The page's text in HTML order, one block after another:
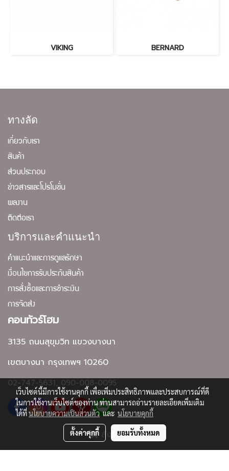
สั่งซื้อสินค้า
VIKING BERNARD
ทางลัด
เกี่ยวกับเรา
สินค้า
ส่วนประกอบ
ข่าวสารและโปรโมชั่น
ผลงาน
ติดต่อเรา
บริการและคำแนะนำ
คำแนะนำและการดูแลรักษา
เงื่อนไขการรับประกันสินค้า
การสั่งซื้อและการชำระเงิน
การจัดส่ง
คอนทัวร์โฮม
3135 ถนนสุขุมวิท แขวงบางนา
เขตบางนา กรุงเทพฯ 10260
02-747-5631, 090-008-0095
เว็บไซต์นี้มีการใช้งานคุกกี้ เพื่อเพิ่มประสิทธิภาพและประสบการณ์ที่ดี
ในการใช้งานเว็บไซต์ของท่าน ท่านสามารถอ่านรายละเอียดเพิ่มเติม
ได้ที่นโยบายความเป็นส่วนตัวและ นโยบายคุกกี้
ตั้งค่าคุกกี้ ยอมรับทั้งหมด